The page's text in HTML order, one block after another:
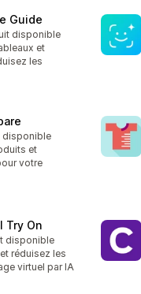
Guide
disponible
et
les
disponible
et
votre
Try On
disponible
réduisez les
virtuel par IA